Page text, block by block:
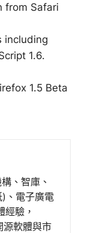
from Safari
including
1.6.
1.5 Beta
、智庫、
、電子廣電
驗，
源軟體與市